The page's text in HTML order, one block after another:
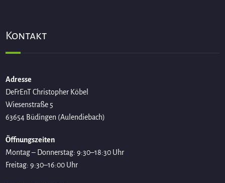
Kontakt
Adresse
DeFrEnT Christopher Köbel
Wiesenstraße 5
63654 Büdingen (Aulendiebach)
Öffnungszeiten
Montag – Donnerstag: 9:30–18:30 Uhr
Freitag: 9:30–16:00 Uhr